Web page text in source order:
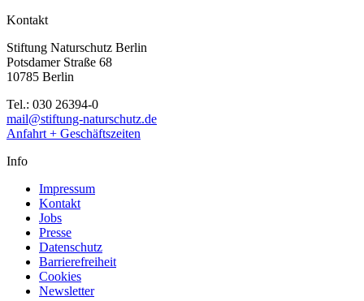
Kontakt
Stiftung Naturschutz Berlin
Potsdamer Straße 68
10785 Berlin
Tel.: 030 26394-0
mail@stiftung-naturschutz.de
Anfahrt + Geschäftszeiten
Info
Impressum
Kontakt
Jobs
Presse
Datenschutz
Barrierefreiheit
Cookies
Newsletter